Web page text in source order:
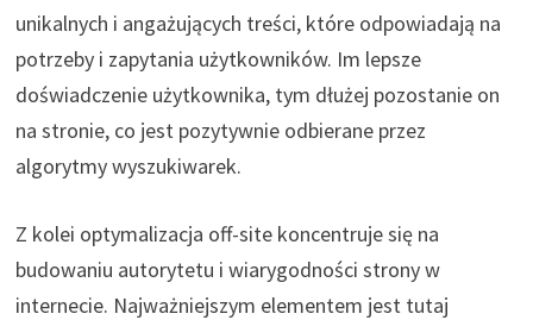
unikalnych i angażujących treści, które odpowiadają na
potrzeby i zapytania użytkowników. Im lepsze
doświadczenie użytkownika, tym dłużej pozostanie on
na stronie, co jest pozytywnie odbierane przez
algorytmy wyszukiwarek.
Z kolei optymalizacja off-site koncentruje się na
budowaniu autorytetu i wiarygodności strony w
internecie. Najważniejszym elementem jest tutaj